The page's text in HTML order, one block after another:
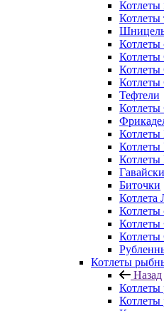
Котлеты
Котлеты
Шницель
Котлеты
Котлеты
Тефтели
Котлеты
Котлеты
Биточки
Котлета
Котлеты
Котлеты
Котлеты
Назад
Котлеты